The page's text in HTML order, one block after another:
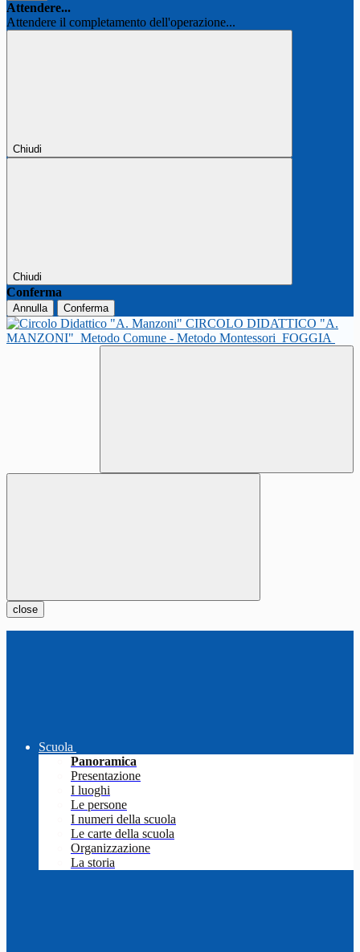
Attendere...
Attendere il completamento dell'operazione...
Chiudi
Chiudi
Conferma
Annulla Conferma
CIRCOLO DIDATTICO "A.
MANZONI" Metodo Comune - Metodo Montessori FOGGIA
close
Scuola
Panoramica
Presentazione
I luoghi
Le persone
I numeri della scuola
Le carte della scuola
Organizzazione
La storia